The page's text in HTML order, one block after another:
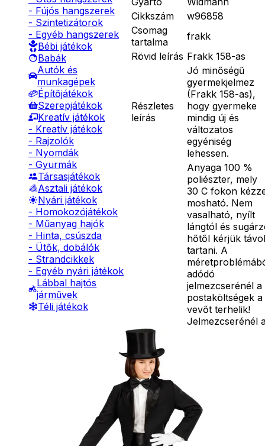
- Fújós hangszerek
- Szintetizátorok
- Egyéb hangszerek
Bébi játékok
Babák
Autók és
munkagépek
Építőjátékok
Szerepjátékok
Kreatív játékok
- Kreatív játékok
- Rajzolók
- Nyomdák
- Gyurmák
Társasjátékok
Asztali játékok
Nyári játékok
- Homokozójátékok
- Műanyag hajók
- Hinta, csúszda
- Ütők, dobálók
- Strandcikkek
- Egyéb nyári játékok
Lábbal hajtós
járművek
Téli játékok
Cikkszám
w96858
Csomag
tartalma
frakk
Rövid leírás Frakk 158-as
Részletes
leírás
Jó minőségű
gyermekjelmez
(Frakk 158-as),
hogy gyermeke
mindig új és
változatos
egyéniség
lehessen.
Egyéb
Anyaga 100 %
poliészter, mely
30 C fokon
mosható. Nem
vasalható, nyílt
lángtól és
hőtől kérjük távol
tartani. A
adódó
jelmezcserénél a
postaköltségek a
vevőt terhelik!
Jelmezcserénél
kedves
vásárlóinkat,
a jelmezek nem
tartalmazzák a
kiegészítőket,